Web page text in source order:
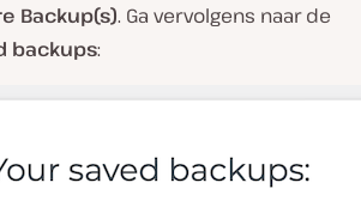
Backup(s). Ga vervolgens naar de
backups: